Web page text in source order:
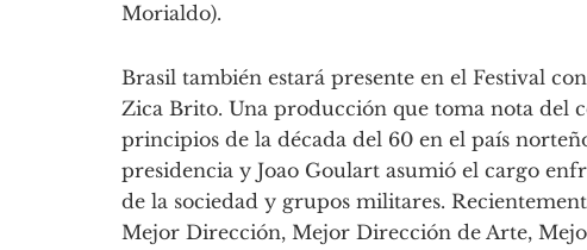
Morialdo).
Brasil también estará presente en el Festival
Zica Brito. Una producción que toma nota del
principios de la década del 60 en el país
presidencia y Joao Goulart asumió el cargo
de la sociedad y grupos militares.
Mejor Dirección, Mejor Dirección de Arte,